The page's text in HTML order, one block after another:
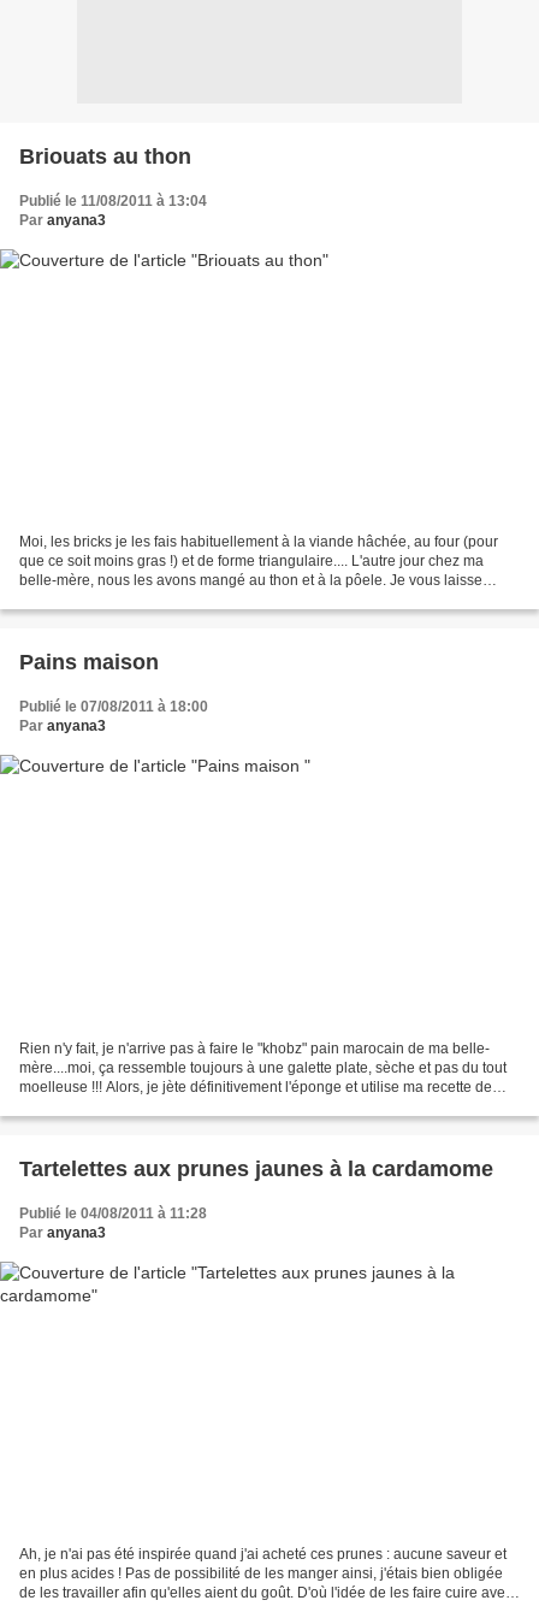
Briouats au thon
Publié le 11/08/2011 à 13:04
Par anyana3
Moi, les bricks je les fais habituellement à la viande hâchée, au four (pour
que ce soit moins gras !) et de forme triangulaire.... L'autre jour chez ma
belle-mère, nous les avons mangé au thon et à la pôele. Je vous laisse
Pains maison
Publié le 07/08/2011 à 18:00
Par anyana3
Rien n'y fait, je n'arrive pas à faire le "khobz" pain marocain de ma belle-
mère....moi, ça ressemble toujours à une galette plate, sèche et pas du tout
moelleuse !!! Alors, je jète définitivement l'éponge et utilise ma recette de
Tartelettes aux prunes jaunes à la cardamome
Publié le 04/08/2011 à 11:28
Par anyana3
Ah, je n'ai pas été inspirée quand j'ai acheté ces prunes : aucune saveur et
en plus acides ! Pas de possibilité de les manger ainsi, j'étais bien obligée
de les travailler afin qu'elles aient du goût. D'où l'idée de les faire cuire avec